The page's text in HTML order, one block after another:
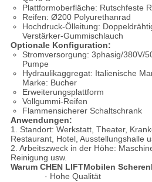
Plattformoberfläche: Rutschfeste
Reifen: Ø200 Polyurethanrad
Hochdruck-Ölleitung:
Verstärker-Gummischlauch
Optionale Konfiguration:
Stromversorgung: 3phasig/380V/
Pumpe
Hydraulikaggregat: Italienische
Marke: Bucher
Erweiterungsplattform
Vollgummi-Reifen
Flammensicherer Schaltschrank
Anwendungen:
1. Standort: Werkstatt, Theater,
Restaurant, Hotel, Ausstellungshalle
2. Arbeitszweck in der Höhe:
Reinigung usw.
Warum CHEN LIFTMobilen
· Hohe Qualität